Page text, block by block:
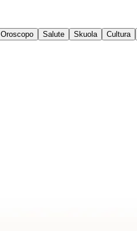
Oroscopo Salute Skuola Cultura